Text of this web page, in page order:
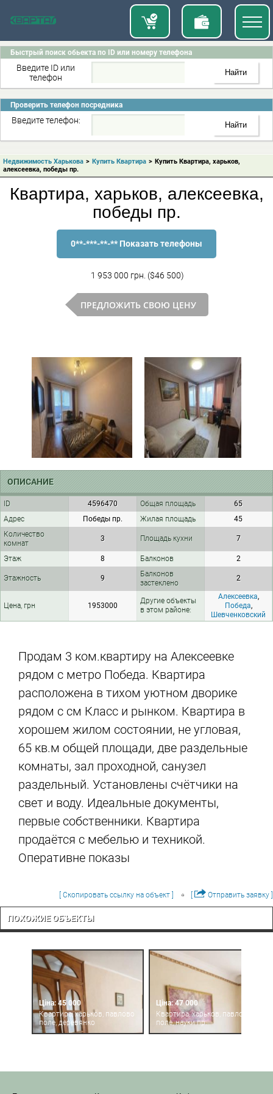
Быстрый поиск обьекта по ID или номеру телефона
Введите ID или
телефон
Проверить телефон посредника
Введите телефон:
Недвижимость Харькова > Купить Квартира > Купить Квартира, харьков,
алексеевка, победы пр.
Квартира, харьков, алексеевка,
победы пр.
0**-***-**-** Показать телефоны
1 953 000 грн. ($46 500)
ПРЕДЛОЖИТЬ СВОЮ ЦЕНУ
ОПИСАНИЕ
ID 4596470 Общая площадь
65
Адрес
Победы пр. Жилая площадь
45
Количество
комнат
3 Площадь кухни 7
Этаж 8 Балконов 2
Этажность 9
Балконов
застеклено
2
Цена, грн 1953000
Другие объекты
в этом районе:
Алексеевка,
Победа,
Шевченковский
Продам 3 ком.квартиру на Алексеевке
рядом с метро Победа. Квартира
расположена в тихом уютном дворике
рядом с см Класс и рынком. Квартира в
хорошем жилом состоянии, не угловая,
65 кв.м общей площади, две раздельные
комнаты, зал проходной, санузел
раздельный. Установлены счётчики на
свет и воду. Идеальные документы,
первые собственники. Квартира
продаётся с мебелью и техникой.
Оперативне показы
[ Скопировать ссылку на объект ] Отправить заявку ]
ПОХОЖИЕ ОБЪЕКТЫ
Ціна: 45 000
Квартира, харьков, павлово
поле, деревянко
Ціна: 47 000
Квартира, харьков, павлово
поле, науки пр.